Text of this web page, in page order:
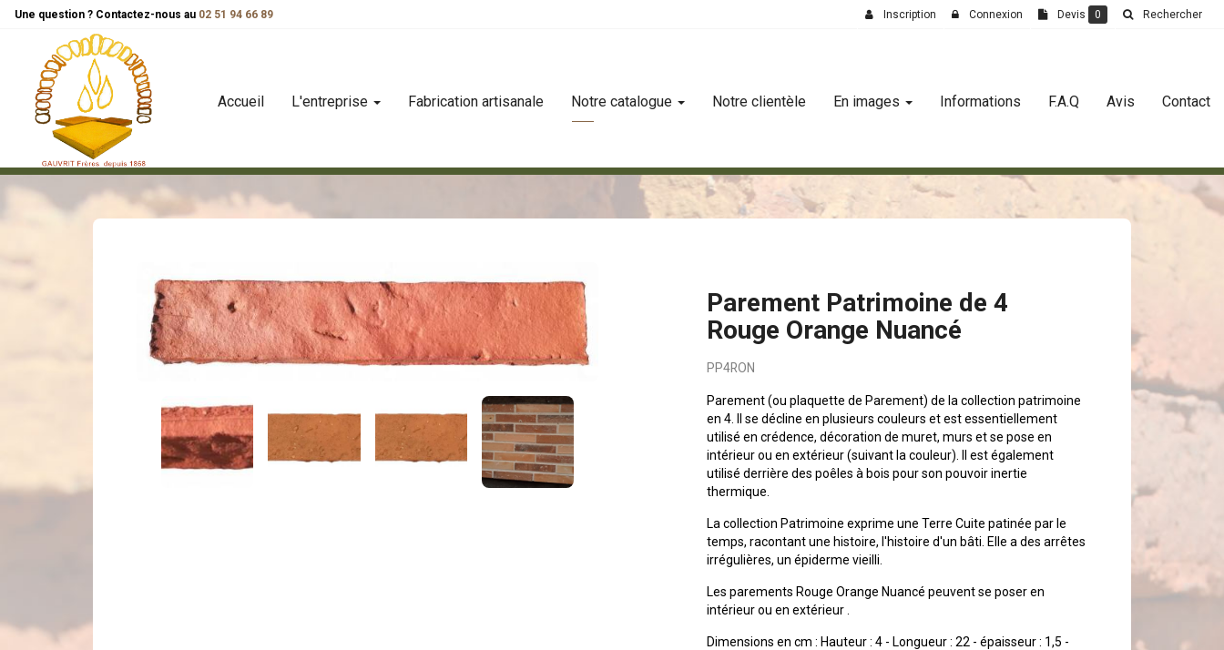
Accueil L'entreprise Fabrication artisanale Notre catalogue Notre clientèle En images Informations F.A.Q Avis Contact
parement plaquette de parement parement patrimoine de 4 rouge orange nuancé
Parement Patrimoine de 4
Rouge Orange Nuancé
PP4RON
Parement (ou plaquette de Parement) de la collection patrimoine
en 4. Il se décline en plusieurs couleurs et est essentiellement
utilisé en crédence, décoration de muret, murs et se pose en
intérieur ou en extérieur (suivant la couleur). Il est également
utilisé derrière des poêles à bois pour son pouvoir inertie
thermique.
La collection Patrimoine exprime une Terre Cuite patinée par le
temps, racontant une histoire, l'histoire d'un bâti. Elle a des arrêtes
irrégulières, un épiderme vieilli.
Les parements Rouge Orange Nuancé peuvent se poser en
intérieur ou en extérieur .
Dimensions en cm : Hauteur : 4 - Longueur : 22 - épaisseur : 1,5 -
Une question ? Contactez-nous au 02 51 94 66 89 Inscription Connexion Devis 0 Rechercher
Panneau de gestion des cookies